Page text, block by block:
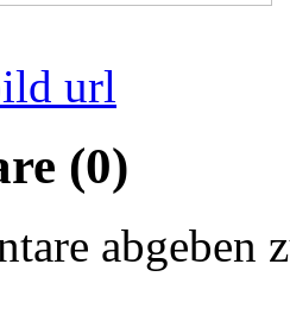
url
(0)
abgeben